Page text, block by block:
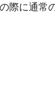
際に通常